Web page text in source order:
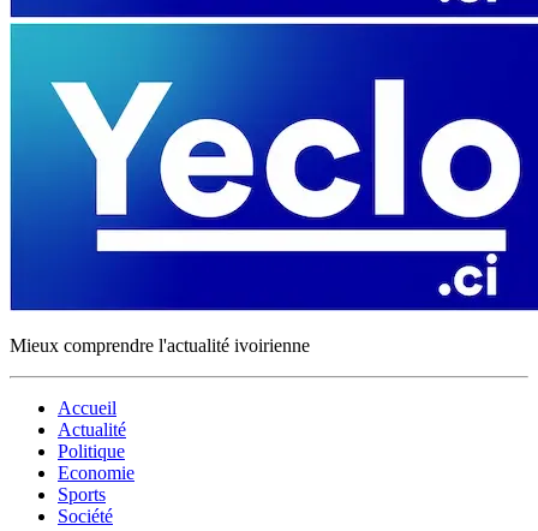
Mieux comprendre l'actualité ivoirienne
Accueil
Actualité
Politique
Economie
Sports
Société